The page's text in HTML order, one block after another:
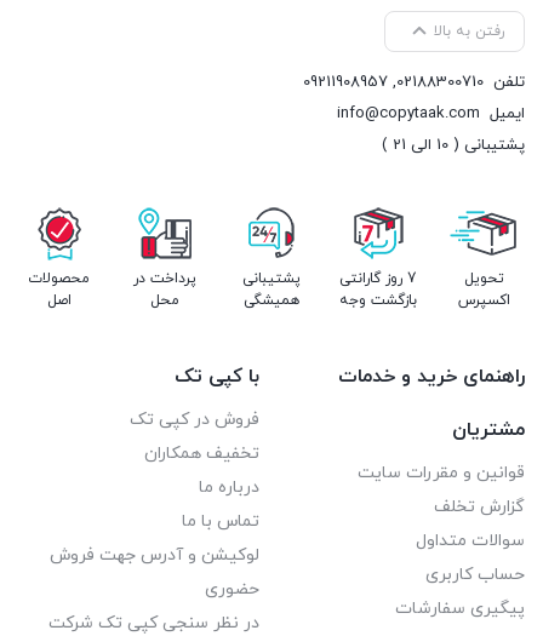
رفتن به بالا
تلفن 02188300710
,
09211908957
ایمیل info@copytaak.com
پشتیبانی ( 10 الی 21 )
تحویل
اکسپرس
7 روز گارانتی
بازگشت وجه
پشتیبانی
همیشگی
پرداخت در
محل
محصولات
اصل
راهنمای خرید و خدمات
مشتریان
قوانین و مقررات سایت
گزارش تخلف
سوالات متداول
حساب کاربری
پیگیری سفارشات
با کپی تک
فروش در کپی تک
تخفیف همکاران
درباره ما
تماس با ما
لوکیشن و آدرس جهت فروش
حضوری
در نظر سنجی کپی تک شرکت